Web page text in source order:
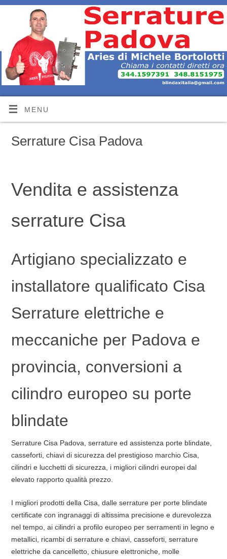
MENU
Serrature Cisa Padova
Vendita e assistenza
serrature Cisa
Artigiano specializzato e
installatore qualificato Cisa
Serrature elettriche e
meccaniche per Padova e
provincia, conversioni a
cilindro europeo su porte
blindate
Serrature Cisa Padova, serrature ed assistenza porte blindate,
casseforti, chiavi di sicurezza del prestigioso marchio Cisa,
cilindri e lucchetti di sicurezza, i migliori cilindri europei dal
elevato rapporto qualità prezzo.
I migliori prodotti della Cisa, dalle serrature per porte blindate
certificate con ingranaggi di altissima precisione e durevolezza
nel tempo, ai cilindri a profilo europeo per serramenti in legno e
metallici, ricambi di serrature e chiavi, casseforti, serrature
elettriche da cancelletto, chiusure elettroniche, molle